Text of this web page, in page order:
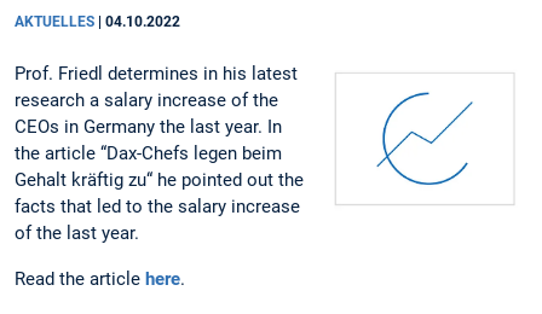
AKTUELLES 04.10.2022
Prof. Friedl determines in his latest
research a salary increase of the
CEOs in Germany the last year. In
the article “Dax-Chefs legen beim
Gehalt kräftig zu“ he pointed out the
facts that led to the salary increase
of the last year.
Read the article here.